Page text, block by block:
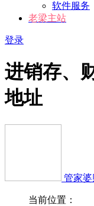
软件服务
老梁主站
登录
进销存、
地址
管家
当前位置：